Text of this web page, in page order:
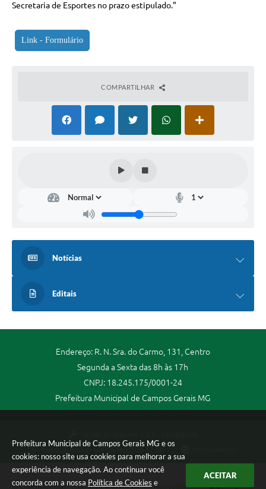
Prefeitura Municipal de Campos Gerais MG e os
cookies: nosso site usa cookies para melhorar a sua
experiência de navegação. Ao continuar você
concorda com a nossa Política de Cookies e
ACEITAR
Secretaria de Esportes no prazo estipulado."
Link - Formulário
COMPARTILHAR
Notícias
Editais
Endereço: R. N. Sra. do Carmo, 131, Centro
Segunda a Sexta das 8h às 17h
CNPJ: 18.245.175/0001-24
Prefeitura Municipal de Campos Gerais MG
Portal atualizado em:
06/08/2026 12:59
Copyright Instar - 2006-2026. Todos os direitos reservados -